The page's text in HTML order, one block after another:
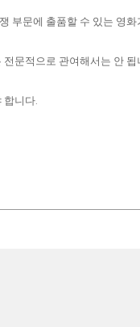
부문에 출품할 수 있는 영화
문적으로 관여해서는 안 됩
니다.